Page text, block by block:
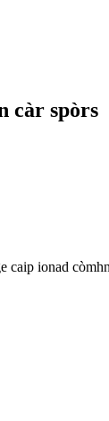
càr spòrs
caip ionad